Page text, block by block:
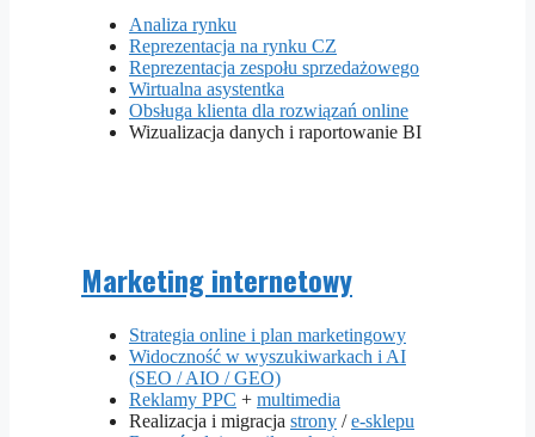
Analiza rynku
Reprezentacja na rynku CZ
Reprezentacja zespołu sprzedażowego
Wirtualna asystentka
Obsługa klienta dla rozwiązań online
Wizualizacja danych i raportowanie BI
Marketing internetowy
Strategia online i plan marketingowy
Widoczność w wyszukiwarkach i AI
(SEO / AIO / GEO)
Reklamy PPC + multimedia
Realizacja i migracja strony /e-sklepu